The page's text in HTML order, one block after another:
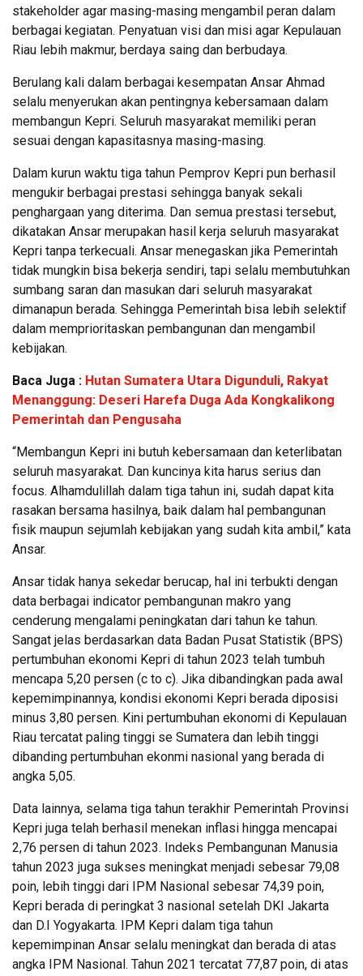
stakeholder agar masing-masing mengambil peran dalam
berbagai kegiatan. Penyatuan visi dan misi agar Kepulauan
Riau lebih makmur, berdaya saing dan berbudaya.
Berulang kali dalam berbagai kesempatan Ansar Ahmad
selalu menyerukan akan pentingnya kebersamaan dalam
membangun Kepri. Seluruh masyarakat memiliki peran
sesuai dengan kapasitasnya masing-masing.
Dalam kurun waktu tiga tahun Pemprov Kepri pun berhasil
mengukir berbagai prestasi sehingga banyak sekali
penghargaan yang diterima. Dan semua prestasi tersebut,
dikatakan Ansar merupakan hasil kerja seluruh masyarakat
Kepri tanpa terkecuali. Ansar menegaskan jika Pemerintah
tidak mungkin bisa bekerja sendiri, tapi selalu membutuhkan
sumbang saran dan masukan dari seluruh masyarakat
dimanapun berada. Sehingga Pemerintah bisa lebih selektif
dalam memprioritaskan pembangunan dan mengambil
kebijakan.
Baca Juga : Hutan Sumatera Utara Digunduli, Rakyat
Menanggung: Deseri Harefa Duga Ada Kongkalikong
Pemerintah dan Pengusaha
“Membangun Kepri ini butuh kebersamaan dan keterlibatan
seluruh masyarakat. Dan kuncinya kita harus serius dan
focus. Alhamdulillah dalam tiga tahun ini, sudah dapat kita
rasakan bersama hasilnya, baik dalam hal pembangunan
fisik maupun sejumlah kebijakan yang sudah kita ambil,” kata
Ansar.
Ansar tidak hanya sekedar berucap, hal ini terbukti dengan
data berbagai indicator pembangunan makro yang
cenderung mengalami peningkatan dari tahun ke tahun.
Sangat jelas berdasarkan data Badan Pusat Statistik (BPS)
pertumbuhan ekonomi Kepri di tahun 2023 telah tumbuh
mencapa 5,20 persen (c to c). Jika dibandingkan pada awal
kepemimpinannya, kondisi ekonomi Kepri berada diposisi
minus 3,80 persen. Kini pertumbuhan ekonomi di Kepulauan
Riau tercatat paling tinggi se Sumatera dan lebih tinggi
dibanding pertumbuhan ekonmi nasional yang berada di
angka 5,05.
Data lainnya, selama tiga tahun terakhir Pemerintah Provinsi
Kepri juga telah berhasil menekan inflasi hingga mencapai
2,76 persen di tahun 2023. Indeks Pembangunan Manusia
tahun 2023 juga sukses meningkat menjadi sebesar 79,08
poin, lebih tinggi dari IPM Nasional sebesar 74,39 poin,
Kepri berada di peringkat 3 nasional setelah DKI Jakarta
dan D.I Yogyakarta. IPM Kepri dalam tiga tahun
kepemimpinan Ansar selalu meningkat dan berada di atas
angka IPM Nasional. Tahun 2021 tercatat 77,87 poin, di atas